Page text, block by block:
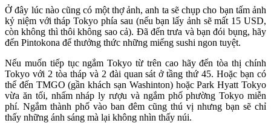
Ở đây lúc nào cũng có một thợ ảnh, anh ta sẽ chụp cho bạn tấm ảnh
kỷ niệm với tháp Tokyo phía sau (nếu bạn lấy ảnh sẽ mất 15 USD,
còn không thì thôi không sao cả). Đã đến trưa và bạn đói bụng, hãy
đến Pintokona để thưởng thức những miếng sushi ngon tuyệt.
Nếu muốn tiếp tục ngắm Tokyo từ trên cao hãy đến tòa thị chính
Tokyo với 2 tòa tháp và 2 đài quan sát ở tầng thứ 45. Hoặc bạn có
thể đến TMGO (gần khách sạn Washinton) hoặc Park Hyatt Tokyo
vừa ăn tối, nhấm nháp ly rượu và ngắm phố phường Tokyo miễn
phí. Ngắm thành phố vào ban đêm cũng thú vị nhưng bạn sẽ chỉ
thấy những ánh sáng mà lại không nhìn thấy núi.